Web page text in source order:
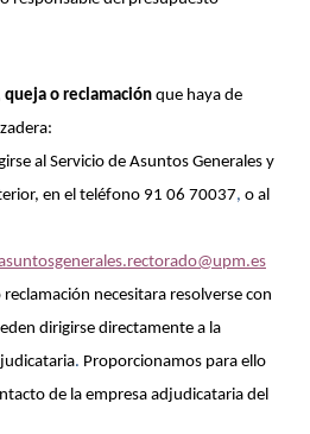
queja o reclamación que haya de
al Servicio de Asuntos Generales y
en el teléfono 91 06 70037, o al
reclamación necesitara resolverse con
dirigirse directamente a la
. Proporcionamos para ello
de la empresa adjudicataria del